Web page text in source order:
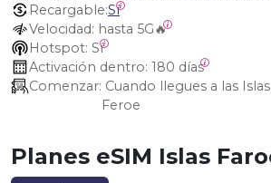
Recargable:Sí
Velocidad: hasta 5G🔥
Hotspot: Sí
Activación dentro: 180 días
Comenzar:
Feroe
Planes eSIM Islas